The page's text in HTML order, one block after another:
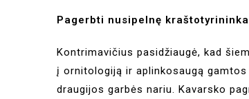
Pagerbti nusipelnę
Kontrimavičius pasidžiaugė, kad
į ornitologiją ir aplinkosaugą
draugijos garbės nariu. Kavarsko